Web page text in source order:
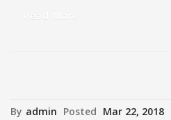
Read More
By admin Posted Mar 22, 2018